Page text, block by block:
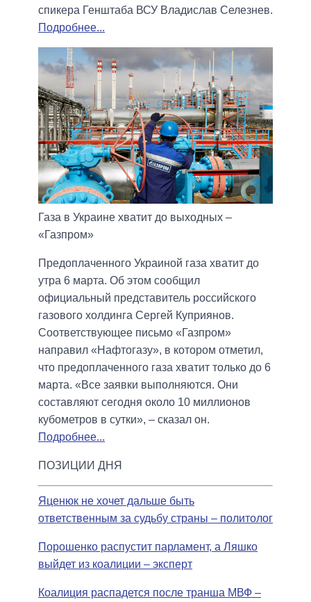
спикера Генштаба ВСУ Владислав Селезнев.
Подробнее...
Газа в Украине хватит до выходных –
«Газпром»
Предоплаченного Украиной газа хватит до
утра 6 марта. Об этом сообщил
официальный представитель российского
газового холдинга Сергей Куприянов.
Соответствующее письмо «Газпром»
направил «Нафтогазу», в котором отметил,
что предоплаченного газа хватит только до 6
марта. «Все заявки выполняются. Они
составляют сегодня около 10 миллионов
кубометров в сутки», – сказал он.
Подробнее...
ПОЗИЦИИ ДНЯ
Яценюк не хочет дальше быть
ответственным за судьбу страны – политолог
Порошенко распустит парламент, а Ляшко
выйдет из коалиции – эксперт
Коалиция распадется после транша МВФ –